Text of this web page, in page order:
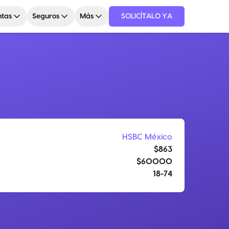
Seguros Más SOLICÍTALO YA
HSBC México
$863
$60000
18-74